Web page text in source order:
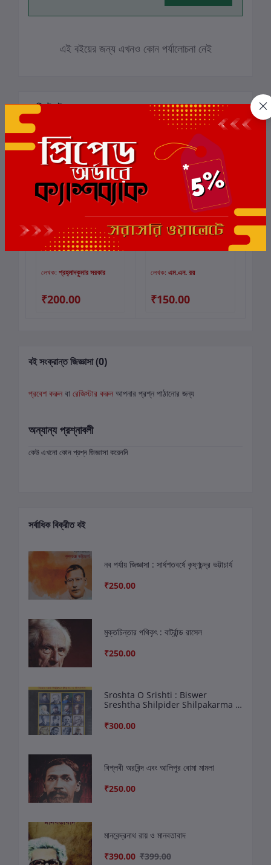
এই বইয়ের জন্য এখনও কোন পর্যালোচনা নেই
সংশ্লিষ্ট বই
কার্টে যোগ করুন
দার্শনিক শহীদ সক্রেটিস
লেখক: প্রহ্লাদকুমার সরকার
₹200.00
লেখক: এম.এন. রয়
₹150.00
বই সংক্রান্ত জিজ্ঞাসা (0)
প্রবেশ করুন বা রেজিস্টার করুন আপনার প্রশ্ন পাঠানোর জন্য
অন্যান্য প্রশ্নাবলী
কেউ এখনো কোন প্রশ্ন জিজ্ঞাসা করেননি
সর্বাধিক বিক্রীত বই
নব পর্যায় জিজ্ঞাসা : সার্ধশতবর্ষে কৃষ্ণচন্দ্র ভট্টাচার্য
₹250.00
মুক্তচিন্তার পথিকৃৎ : বার্ট্রান্ড রাসেল
₹250.00
Sroshta O Srishti : Biswer
Sreshtha Shilpider Shilpakarma O
₹300.00
বিপ্লবী অরবিন্দ এবং আলিপুর বোমা মামলা
₹250.00
মানবেন্দ্রনাথ রায় ও মানবতাবাদ
₹390.00 ₹399.00